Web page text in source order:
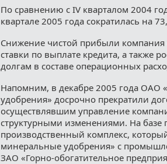
По сравнению с IV кварталом 2004
квартале 2005 года сократилась на
Снижение чистой прибыли компания
ставки по выплате кредита, а также
долгам в составе операционных
Напомним, в декабре 2005 года ОАО
удобрения» досрочно прекратили
осуществлявшим управление
структурными изменениями. На базе
производственный комплекс,
минеральные удобрения» с
ЗАО «Горно-обогатительное